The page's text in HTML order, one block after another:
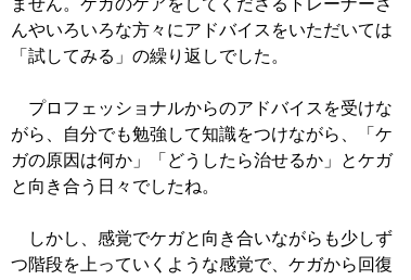
ません。ケガのケアをしてくださるトレーナーさ
んやいろいろな方々にアドバイスをいただいては
「試してみる」の繰り返しでした。
プロフェッショナルからのアドバイスを受けな
がら、自分でも勉強して知識をつけながら、「ケ
ガの原因は何か」「どうしたら治せるか」とケガ
と向き合う日々でしたね。
しかし、感覚でケガと向き合いながらも少しず
つ階段を上っていくような感覚で、ケガから回復